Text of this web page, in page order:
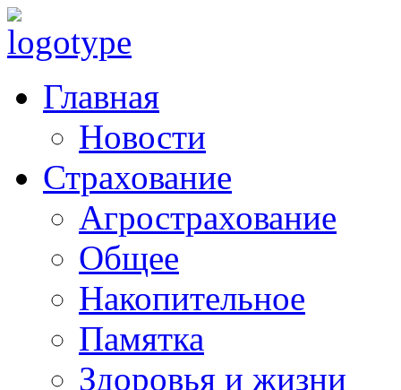
Главная
Новости
Страхование
Агрострахование
Общее
Накопительное
Памятка
Здоровья и жизни